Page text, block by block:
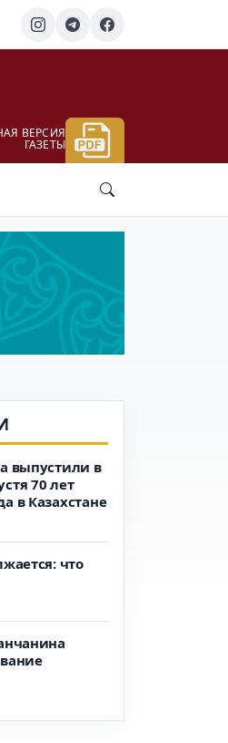
ВЕРСИЯ
ГАЗЕТЫ
выпустили в
70 лет
в Казахстане
что